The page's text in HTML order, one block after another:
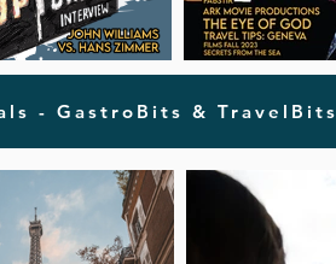
- GastroBits & TravelBits